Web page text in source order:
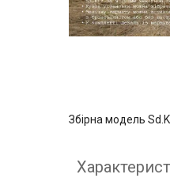
Збірна модель